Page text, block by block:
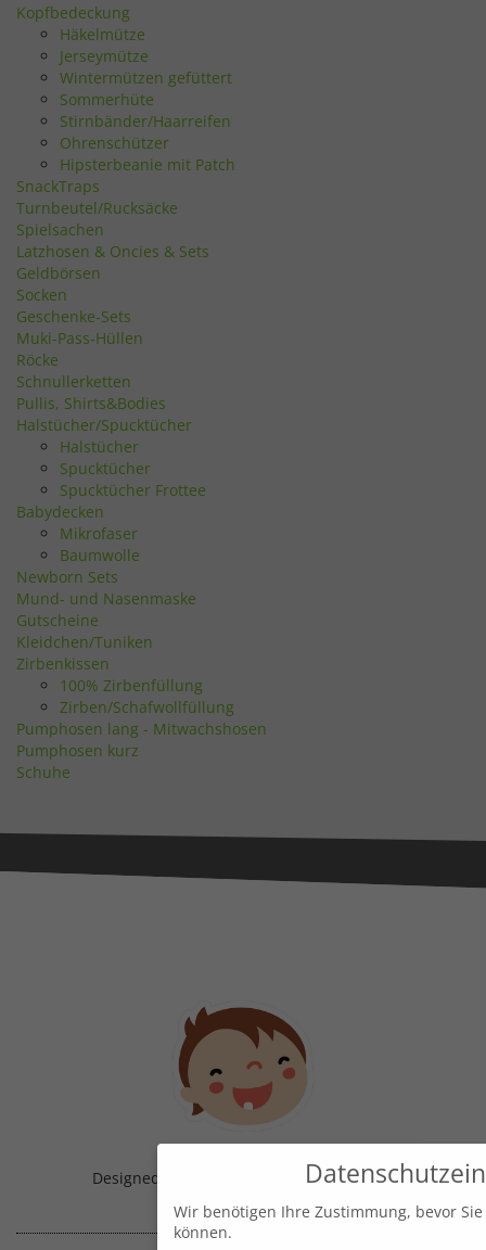
Kopfbedeckung
Häkelmütze
Jerseymütze
Wintermützen gefüttert
Sommerhüte
Stirnbänder/Haarreifen
Ohrenschützer
Hipsterbeanie mit Patch
SnackTraps
Turnbeutel/Rucksäcke
Spielsachen
Latzhosen & Oncies & Sets
Geldbörsen
Socken
Geschenke-Sets
Muki-Pass-Hüllen
Röcke
Schnullerketten
Pullis, Shirts&Bodies
Halstücher/Spucktücher
Halstücher
Spucktücher
Spucktücher Frottee
Babydecken
Mikrofaser
Baumwolle
Newborn Sets
Mund- und Nasenmaske
Gutscheine
Kleidchen/Tuniken
Zirbenkissen
100% Zirbenfüllung
Zirben/Schafwollfüllung
Pumphosen lang - Mitwachshosen
Pumphosen kurz
Schuhe
Designed & Handmade with in Austria!
Wir benötigen Ihre Zustimmung, bevor
können.